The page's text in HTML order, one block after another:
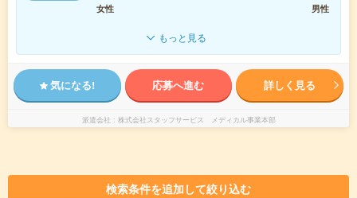
女性
男性
もっと見る
気になる! 応募へ進む 詳しく見る
派遣会社 株式会社スタッフサービス メディカル事業本部
検索条件を追加して絞り込む